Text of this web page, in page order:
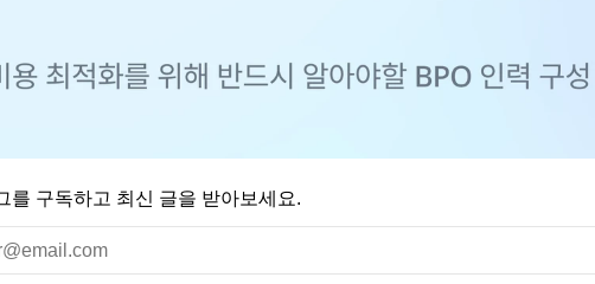
를 구독하고 최신 글을 받아보세요.